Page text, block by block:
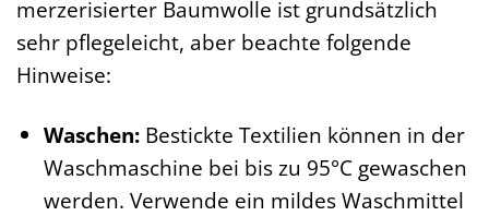
merzerisierter Baumwolle ist grundsätzlich
sehr pflegeleicht, aber beachte folgende
Hinweise:
Waschen:Bestickte Textilien können in der
Waschmaschine bei bis zu 95°C gewaschen
werden. Verwende ein mildes Waschmittel